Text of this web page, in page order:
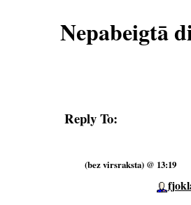
Nepabeigtā
Reply To:
(bez virsraksta) @ 13:19